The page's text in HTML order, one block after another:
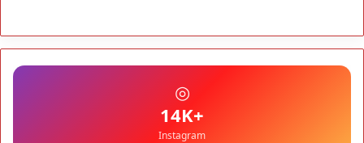
كارثة سبتة تتفاقم.. انتشال جثث جديدة واستمرار البحث عن هويات
مجتمع
◎
+14K
Instagram